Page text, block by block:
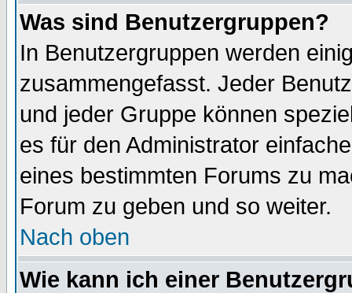
Was sind Benutzergruppen?
In Benutzergruppen werden
zusammengefasst. Jeder
und jeder Gruppe können
es für den Administrator
eines bestimmten Forums zu
Forum zu geben und so weiter.
Nach oben
Wie kann ich einer